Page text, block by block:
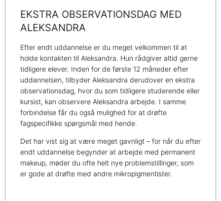
EKSTRA OBSERVATIONSDAG MED
ALEKSANDRA
Efter endt uddannelse er du meget velkommen til at
holde kontakten til Aleksandra. Hun rådgiver altid gerne
tidligere elever. Inden for de første 12 måneder efter
uddannelsen, tilbyder Aleksandra derudover en ekstra
observationsdag, hvor du som tidligere studerende eller
kursist, kan observere Aleksandra arbejde. I samme
forbindelse får du også mulighed for at drøfte
fagspecifikke spørgsmål med hende.
Det har vist sig at være meget gavnligt – for når du efter
endt uddannelse begynder at arbejde med permanent
makeup, møder du ofte helt nye problemstillinger, som
er gode at drøfte med andre mikropigmentister.